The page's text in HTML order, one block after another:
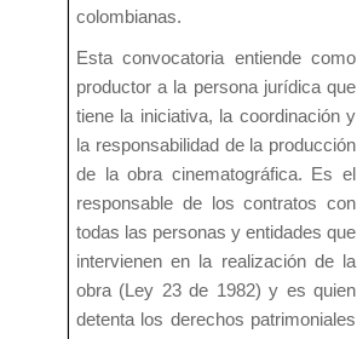
colombianas.
Esta convocatoria entiende como
productor a la persona jurídica que
tiene la iniciativa, la coordinación y
la responsabilidad de la producción
de la obra cinematográfica. Es el
responsable de los contratos con
todas las personas y entidades que
intervienen en la realización de la
obra (Ley 23 de 1982) y es quien
detenta los derechos patrimoniales